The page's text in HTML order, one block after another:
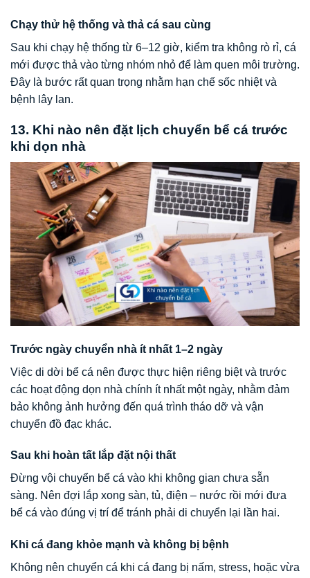
Chạy thử hệ thống và thả cá sau cùng
Sau khi chạy hệ thống từ 6–12 giờ, kiểm tra không rò rỉ, cá
mới được thả vào từng nhóm nhỏ để làm quen môi trường.
Đây là bước rất quan trọng nhằm hạn chế sốc nhiệt và
bệnh lây lan.
13. Khi nào nên đặt lịch chuyển bể cá trước
khi dọn nhà
Trước ngày chuyển nhà ít nhất 1–2 ngày
Việc di dời bể cá nên được thực hiện riêng biệt và trước
các hoạt động dọn nhà chính ít nhất một ngày, nhằm đảm
bảo không ảnh hưởng đến quá trình tháo dỡ và vận
chuyển đồ đạc khác.
Sau khi hoàn tất lắp đặt nội thất
Đừng vội chuyển bể cá vào khi không gian chưa sẵn
sàng. Nên đợi lắp xong sàn, tủ, điện – nước rồi mới đưa
bể cá vào đúng vị trí để tránh phải di chuyển lại lần hai.
Khi cá đang khỏe mạnh và không bị bệnh
Không nên chuyển cá khi cá đang bị nấm, stress, hoặc vừa